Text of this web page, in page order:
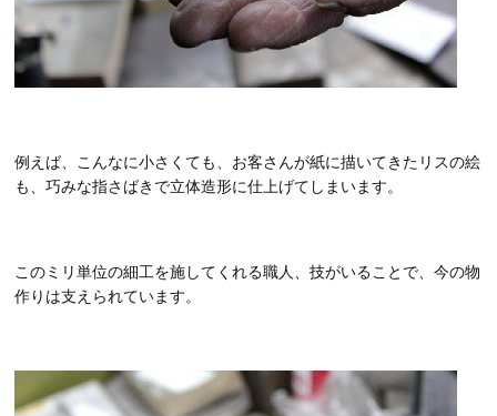
例えば、こんなに小さくても、お客さんが紙に描いてきたリスの絵
も、巧みな指さばきで立体造形に仕上げてしまいます。
このミリ単位の細工を施してくれる職人、技がいることで、今の物
作りは支えられています。